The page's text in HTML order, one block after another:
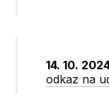
14. 10.
odkaz na